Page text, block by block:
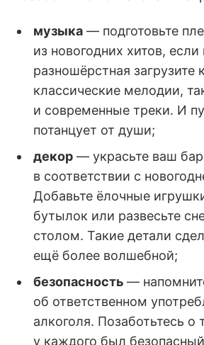
музыка— подготовьте
из новогодних хитов,
разношёрстная загрузите
классические мелодии,
и современные треки. И
потанцует от души;
декор— украсьте ваш бар
в соответствии с
Добавьте ёлочные
бутылок или развесьте
столом. Такие детали
ещё более волшебной;
безопасность —
об ответственном
алкоголя. Позаботьтесь о
у каждого был